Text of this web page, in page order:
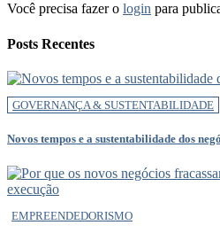
Você precisa fazer o login para
Posts Recentes
GOVERNANÇA & SUSTENTABILIDADE
Novos tempos e a sustentabilidade dos
EMPREENDEDORISMO